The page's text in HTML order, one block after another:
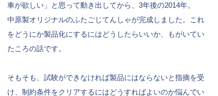
車が欲しい」と思って動き出してから、3年後の2014年。
中原製オリジナルのふたごじてんしゃが完成しました。これ
をどうにか製品化にするにはどうしたらいいか、もがいてい
たころの話です。
そもそも、試験ができなければ製品にはならないと指摘を受
け、制約条件をクリアするにはどうすればよいのか悩んでい